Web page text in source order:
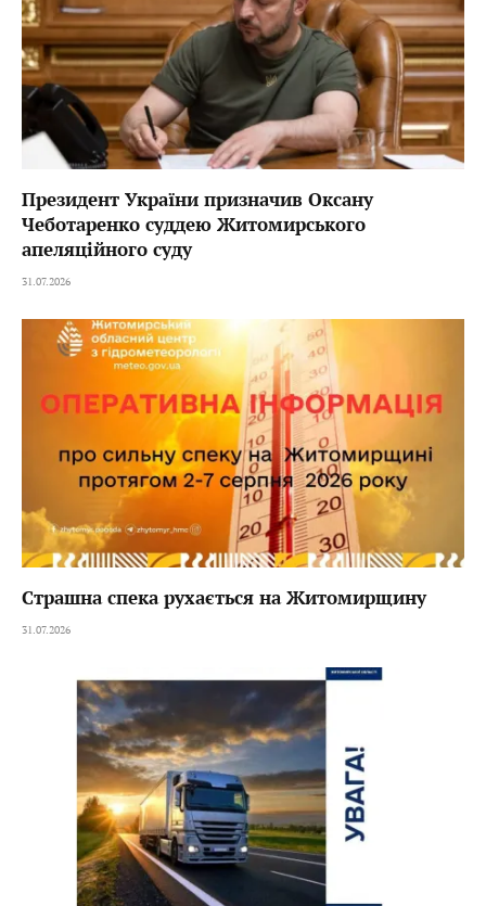
Президент України призначив Оксану
Чеботаренко суддею Житомирського
апеляційного суду
31.07.2026
Страшна спека рухається на Житомирщину
31.07.2026